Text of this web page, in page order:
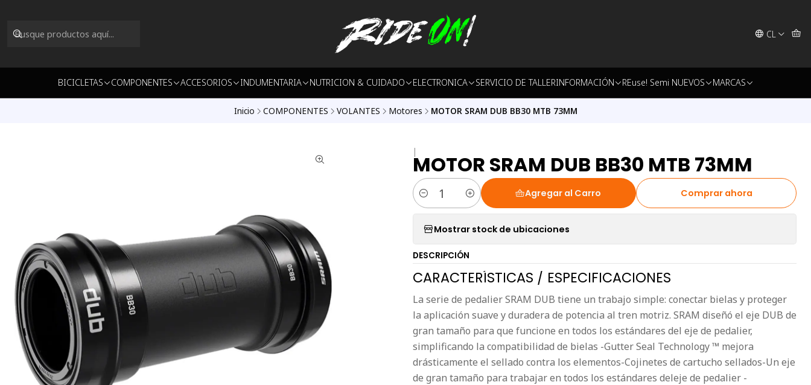
CL
BICICLETAS COMPONENTES ACCESORIOS INDUMENTARIA NUTRICION & CUIDADO ELECTRONICA SERVICIO DE TALLERINFORMACIÓN REuse! Semi NUEVOS MARCAS
Inicio COMPONENTES VOLANTES Motores MOTOR SRAM DUB BB30 MTB 73MM
|MOTOR SRAM DUB BB30 MTB 73MM
Cantidad
Agregar al Carro Comprar ahora
Mostrar stock de ubicaciones
DESCRIPCIÓN
CARACTERÍSTICAS / ESPECIFICACIONES
La serie de pedalier SRAM DUB tiene un trabajo simple: conectar bielas y proteger
la aplicación suave y duradera de potencia al tren motriz. SRAM diseñó el eje DUB de
gran tamaño para que funcione en todos los estándares del eje de pedalier,
simplificando la compatibilidad de bielas -Gutter Seal Technology ™ mejora
drásticamente el sellado contra los elementos-Cojinetes de cartucho sellados-Un eje
de gran tamaño para trabajar en todos los estándares deleje de pedalier -